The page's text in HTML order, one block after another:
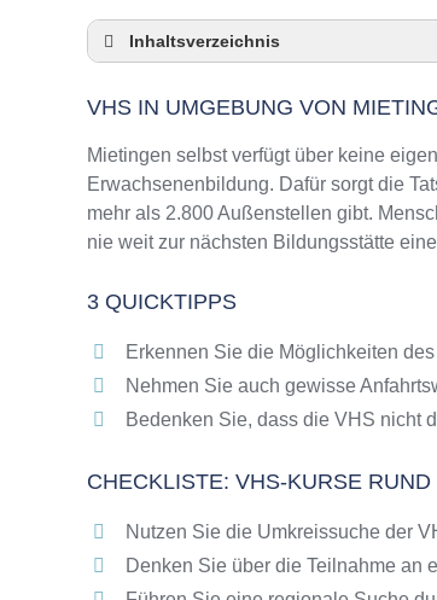
Inhaltsverzeichnis
3 Quicktipps
Checkliste: VHS-Kurse rund um
Keine VHS in Mietingen
Online-Kurse: Pro und Contra
Online-Kurse als alternative
Das bundesweite Netzwerk der
Abendschulen rund um Mietingen
Checkliste: So erkennen Sie
VHS IN UMGEBUNG VON
Mietingen selbst verfügt über keine
Erwachsenenbildung. Dafür sorgt die
mehr als 2.800 Außenstellen gibt.
nie weit zur nächsten Bildungsstätte
3 QUICKTIPPS
Erkennen Sie die Möglichkeiten
Nehmen Sie auch gewisse
Bedenken Sie, dass die VHS nicht
CHECKLISTE: VHS-KURSE
Nutzen Sie die Umkreissuche der
Denken Sie über die Teilnahme an